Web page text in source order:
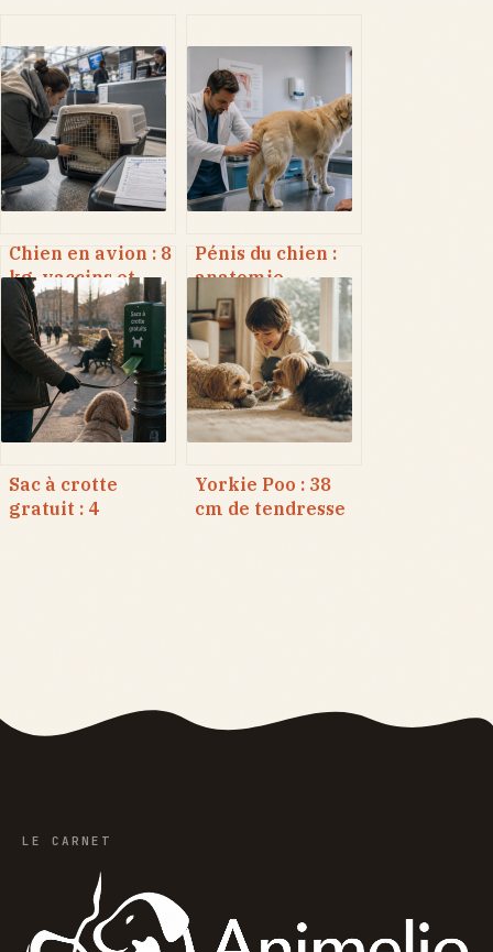
Chien en avion : 8
kg, vaccins et
documents,
comment éviter
le refus
d’embarquement
Pénis du chien :
anatomie,
fonctionnement
et 4 signes
d’infection à
surveiller
Sac à crotte
gratuit : 4
Yorkie Poo : 38
cm de tendresse
LE CARNET